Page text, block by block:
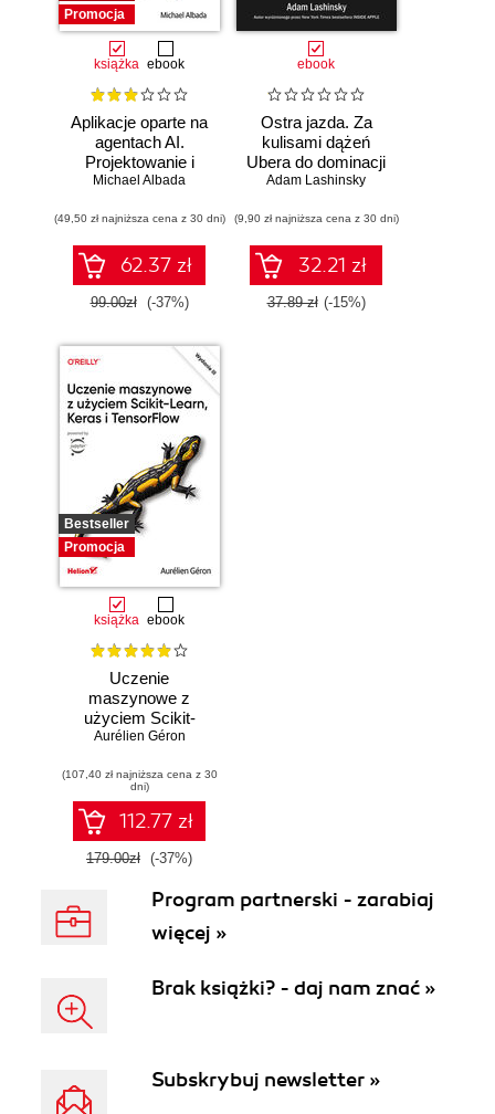
Promocja
książka ebook
Aplikacje oparte na
agentach AI.
Projektowanie i
wdrażanie
wieloagentowych
Michael Albada
(49,50 zł najniższa cena z 30 dni)
62.37 zł
99.00zł (-37%)
ebook
Ostra jazda. Za
kulisami dążeń
Ubera do dominacji
na świecie
Adam Lashinsky
(9,90 zł najniższa cena z 30 dni)
32.21 zł
37.89 zł (-15%)
Bestseller
Promocja
książka ebook
Uczenie
maszynowe z
użyciem Scikit-
Learn, Keras i
Wydanie III
Aurélien Géron
(107,40 zł najniższa cena z 30
dni)
112.77 zł
179.00zł (-37%)
Program partnerski - zarabiaj
więcej »
Brak książki? - daj nam znać »
Subskrybuj newsletter »